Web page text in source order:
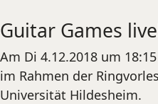
Guitar Games
Am Di 4.12.2018 um
im Rahmen der
Universität Hildesheim.